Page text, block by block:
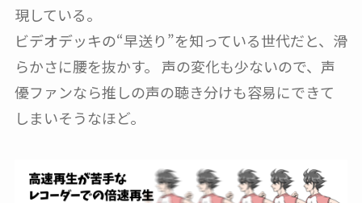
現している。
ビデオデッキの“早送り”を知っている世代だと、滑
らかさに腰を抜かす。 声の変化も少ないので、声
優ファンなら推しの声の聴き分けも容易にできて
しまいそうなほど。